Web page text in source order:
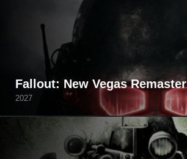
Fallout: New Vegas Remaster
2027